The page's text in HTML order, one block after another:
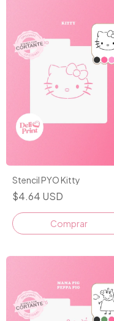
Stencil PYO Kitty
$4.64 USD
Comprar